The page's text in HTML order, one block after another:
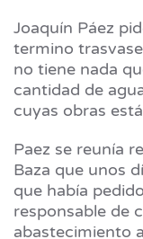
Joaquín Páez
termino
no tiene nada
cantidad de
cuyas obras
Paez se reunía
Baza que unos
que había
responsable de
abastecimiento